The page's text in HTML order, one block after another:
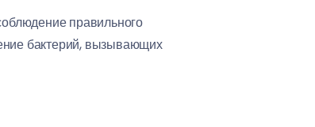
правильного
бактерий, вызывающих